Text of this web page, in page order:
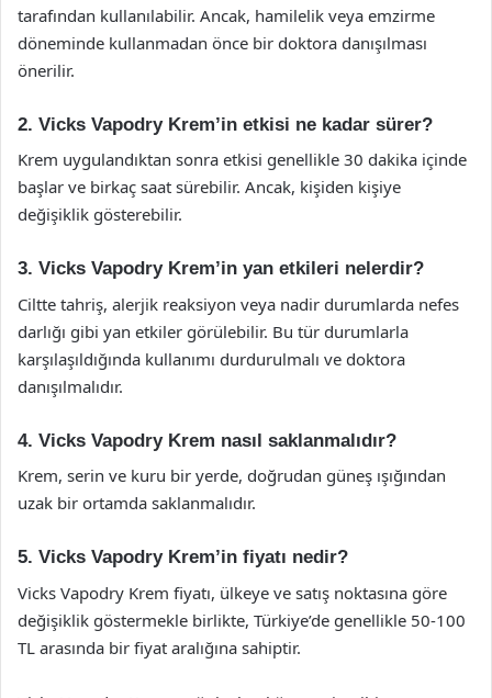
tarafından kullanılabilir. Ancak, hamilelik veya emzirme
döneminde kullanmadan önce bir doktora danışılması
önerilir.
2. Vicks Vapodry Krem’in etkisi ne kadar sürer?
Krem uygulandıktan sonra etkisi genellikle 30 dakika içinde
başlar ve birkaç saat sürebilir. Ancak, kişiden kişiye
değişiklik gösterebilir.
3. Vicks Vapodry Krem’in yan etkileri nelerdir?
Ciltte tahriş, alerjik reaksiyon veya nadir durumlarda nefes
darlığı gibi yan etkiler görülebilir. Bu tür durumlarla
karşılaşıldığında kullanımı durdurulmalı ve doktora
danışılmalıdır.
4. Vicks Vapodry Krem nasıl saklanmalıdır?
Krem, serin ve kuru bir yerde, doğrudan güneş ışığından
uzak bir ortamda saklanmalıdır.
5. Vicks Vapodry Krem’in fiyatı nedir?
Vicks Vapodry Krem fiyatı, ülkeye ve satış noktasına göre
değişiklik göstermekle birlikte, Türkiye’de genellikle 50-100
TL arasında bir fiyat aralığına sahiptir.